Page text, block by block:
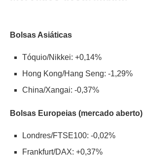
Bolsas Asiáticas
Tóquio/Nikkei: +0,14%
Hong Kong/Hang Seng: -1,29%
China/Xangai: -0,37%
Bolsas Europeias (mercado aberto)
Londres/FTSE100: -0,02%
Frankfurt/DAX: +0,37%